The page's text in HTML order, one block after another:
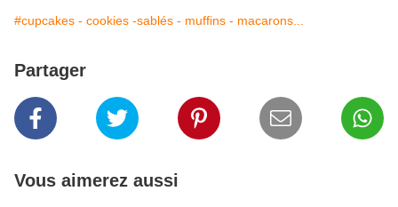
#cupcakes - cookies -sablés - muffins - macarons...
Partager
Vous aimerez aussi